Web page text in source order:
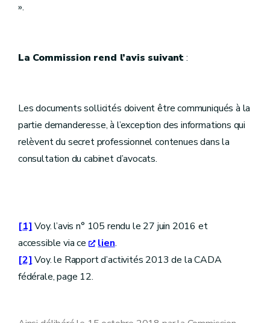
».
La Commission rend l’avis suivant:
Les documents sollicités doivent être communiqués à la
partie demanderesse, à l’exception des informations qui
relèvent du secret professionnel contenues dans la
consultation du cabinet d’avocats.
[1] Voy. l’avis n° 105 rendu le 27 juin 2016 et
accessible via ce
lien.
[2] Voy. le Rapport d’activités 2013 de la CADA
fédérale, page 12.